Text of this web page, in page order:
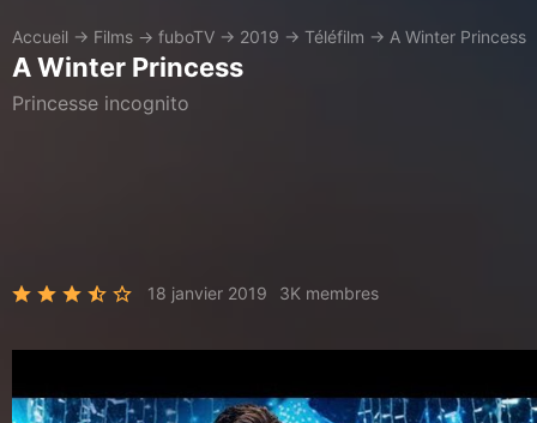
Accueil → Films → fuboTV → 2019 → Téléfilm → A Winter Princess
A Winter Princess
Princesse incognito
18 janvier 2019 3K membres